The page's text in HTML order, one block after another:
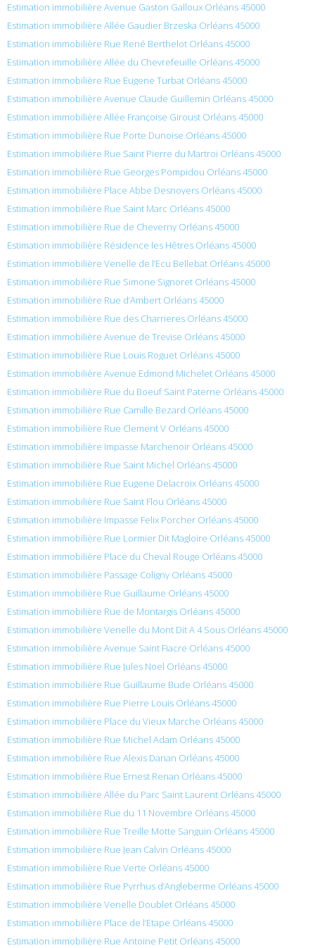
Estimation immobilière Avenue Gaston Galloux Orléans 45000
Estimation immobilière Allée Gaudier Brzeska Orléans 45000
Estimation immobilière Rue René Berthelot Orléans 45000
Estimation immobilière Allée du Chevrefeuille Orléans 45000
Estimation immobilière Rue Eugene Turbat Orléans 45000
Estimation immobilière Avenue Claude Guillemin Orléans 45000
Estimation immobilière Allée Françoise Giroust Orléans 45000
Estimation immobilière Rue Porte Dunoise Orléans 45000
Estimation immobilière Rue Saint Pierre du Martroi Orléans 45000
Estimation immobilière Rue Georges Pompidou Orléans 45000
Estimation immobilière Place Abbe Desnoyers Orléans 45000
Estimation immobilière Rue Saint Marc Orléans 45000
Estimation immobilière Rue de Cheverny Orléans 45000
Estimation immobilière Résidence les Hêtres Orléans 45000
Estimation immobilière Venelle de l’Ecu Bellebat Orléans 45000
Estimation immobilière Rue Simone Signoret Orléans 45000
Estimation immobilière Rue d’Ambert Orléans 45000
Estimation immobilière Rue des Charrieres Orléans 45000
Estimation immobilière Avenue de Trevise Orléans 45000
Estimation immobilière Rue Louis Roguet Orléans 45000
Estimation immobilière Avenue Edmond Michelet Orléans 45000
Estimation immobilière Rue du Boeuf Saint Paterne Orléans 45000
Estimation immobilière Rue Camille Bezard Orléans 45000
Estimation immobilière Rue Clement V Orléans 45000
Estimation immobilière Impasse Marchenoir Orléans 45000
Estimation immobilière Rue Saint Michel Orléans 45000
Estimation immobilière Rue Eugene Delacroix Orléans 45000
Estimation immobilière Rue Saint Flou Orléans 45000
Estimation immobilière Impasse Felix Porcher Orléans 45000
Estimation immobilière Rue Lormier Dit Magloire Orléans 45000
Estimation immobilière Place du Cheval Rouge Orléans 45000
Estimation immobilière Passage Coligny Orléans 45000
Estimation immobilière Rue Guillaume Orléans 45000
Estimation immobilière Rue de Montargis Orléans 45000
Estimation immobilière Venelle du Mont Dit A 4 Sous Orléans 45000
Estimation immobilière Avenue Saint Fiacre Orléans 45000
Estimation immobilière Rue Jules Noel Orléans 45000
Estimation immobilière Rue Guillaume Bude Orléans 45000
Estimation immobilière Rue Pierre Louis Orléans 45000
Estimation immobilière Place du Vieux Marche Orléans 45000
Estimation immobilière Rue Michel Adam Orléans 45000
Estimation immobilière Rue Alexis Danan Orléans 45000
Estimation immobilière Rue Ernest Renan Orléans 45000
Estimation immobilière Allée du Parc Saint Laurent Orléans 45000
Estimation immobilière Rue du 11 Novembre Orléans 45000
Estimation immobilière Rue Treille Motte Sanguin Orléans 45000
Estimation immobilière Rue Jean Calvin Orléans 45000
Estimation immobilière Rue Verte Orléans 45000
Estimation immobilière Rue Pyrrhus d’Angleberme Orléans 45000
Estimation immobilière Venelle Doublet Orléans 45000
Estimation immobilière Place de l’Etape Orléans 45000
Estimation immobilière Rue Antoine Petit Orléans 45000